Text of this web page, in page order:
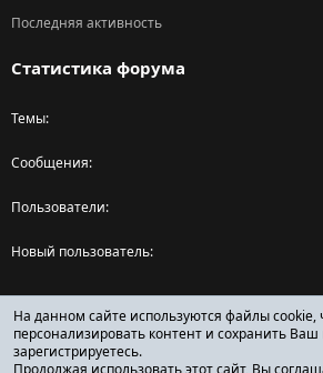
Последняя активность
Статистика форума
Темы
Сообщения
Пользователи
Новый пользователь
Поделиться страницей
Facebook
X (Twitter)
Reddit
На данном сайте используются файлы cookie,
персонализировать контент и сохранить
зарегистрируетесь.
Продолжая использовать этот сайт, Вы